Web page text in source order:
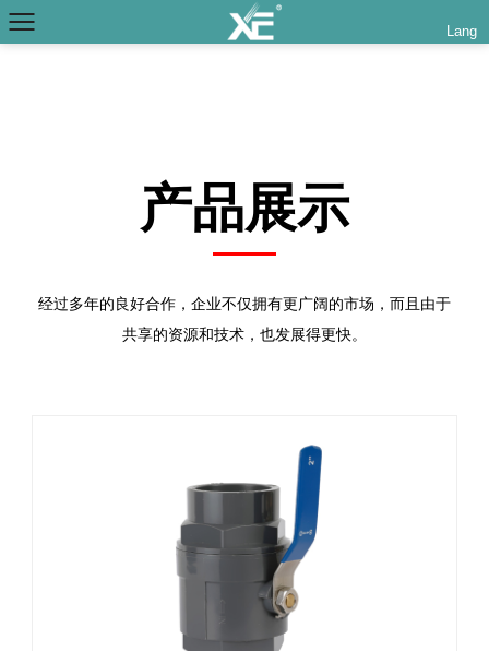
Lang
产品展示
经过多年的良好合作，企业不仅拥有更广阔的市场，而且由于
共享的资源和技术，也发展得更快。